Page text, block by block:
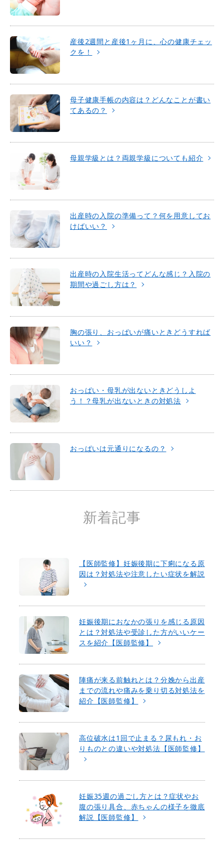
産後2週間と産後1ヶ月に、心の健康チェッ
クを！
母子健康手帳の内容は？どんなことが書い
てあるの？
母親学級とは？両親学級についても紹介
出産時の入院の準備って？何を用意してお
けばいい？
出産時の入院生活ってどんな感じ？入院の
期間や過ごし方は？
胸の張り、おっぱいが痛いときどうすれば
いい？
おっぱい・母乳が出ないときどうしよ
う！？母乳が出ないときの対処法
おっぱいは元通りになるの？
新着記事
【医師監修】妊娠後期に下痢になる原
因は？対処法や注意したい症状を解説
妊娠後期におなかの張りを感じる原因
とは？対処法や受診した方がいいケー
スを紹介【医師監修】
陣痛が来る前触れとは？分娩から出産
までの流れや痛みを乗り切る対処法を
紹介【医師監修】
高位破水は1回で止まる？尿もれ・お
りものとの違いや対処法【医師監修】
妊娠35週の過ごし方とは？症状やお
腹の張り具合、赤ちゃんの様子を徹底
解説【医師監修】